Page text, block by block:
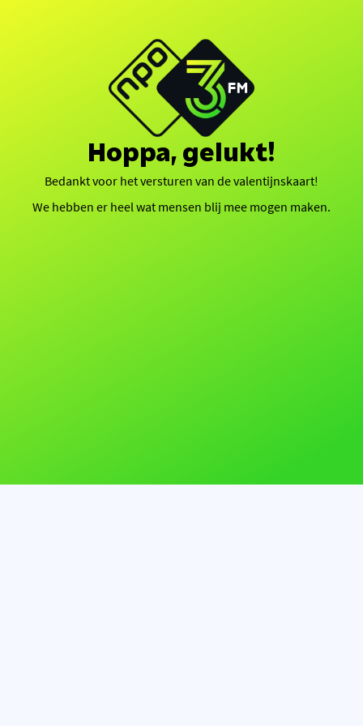
Hoppa, gelukt!
Bedankt voor het versturen van de valentijnskaart!
We hebben er heel wat mensen blij mee mogen maken.